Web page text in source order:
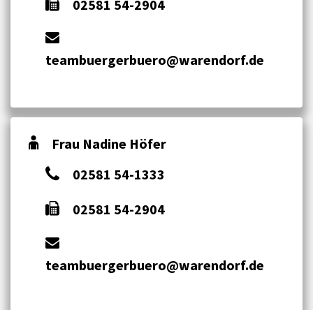
02581 54-2904
teambuergerbuero@warendorf.de
Frau Nadine Höfer
02581 54-1333
02581 54-2904
teambuergerbuero@warendorf.de